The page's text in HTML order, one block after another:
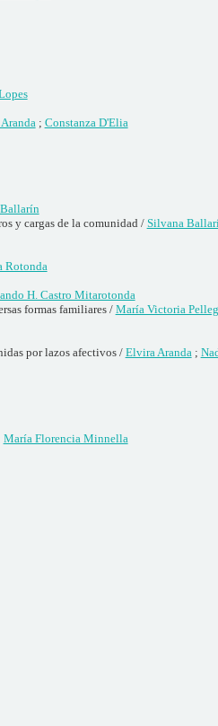
; Constanza D'Elia
y cargas de la comunidad /Silvana
Rotonda
H. Castro Mitarotonda
formas familiares /María Victoria
por lazos afectivos / Elvira Aranda;
María Florencia Minnella